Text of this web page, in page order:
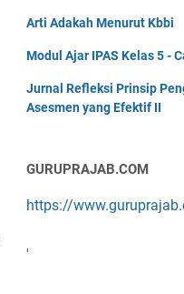
Arti Adakah Menurut Kbbi
Modul Ajar IPAS Kelas 5 -
Jurnal Refleksi Prinsip
Asesmen yang Efektif II
GURUPRAJAB.COM
https://
'